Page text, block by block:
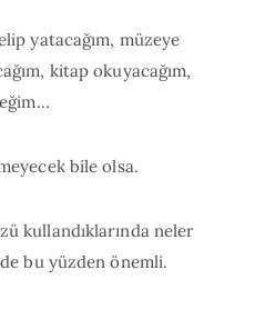
yatacağım, müzeye
kitap okuyacağım,
bile olsa.
kullandıklarında neler
bu yüzden önemli.